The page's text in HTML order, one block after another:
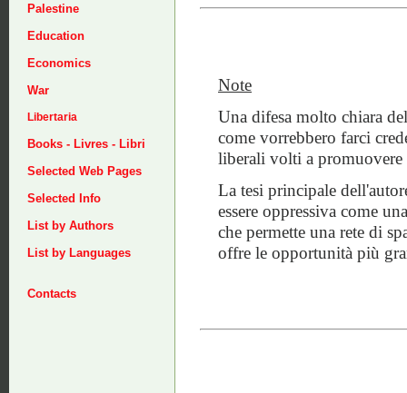
Palestine
Education
Economics
War
Libertaria
Books - Livres - Libri
Selected Web Pages
Selected Info
List by Authors
List by Languages
Contacts
Note
Una difesa molto chiara
come vorrebbero farci
liberali volti a promuovere
La tesi principale
essere oppressiva come
che permette una rete di
offre le opportunità più